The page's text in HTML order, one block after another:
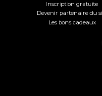
Inscription gratuite
Devenir partenaire du
Les bons cadeaux